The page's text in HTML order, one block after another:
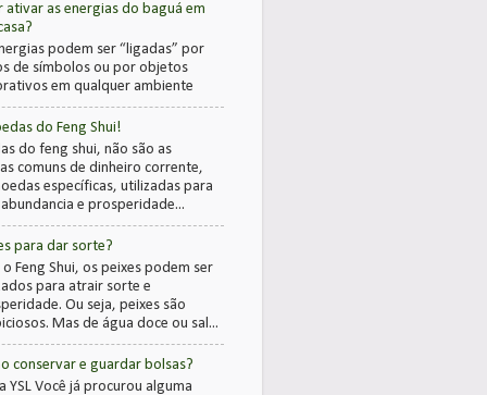
ativar as energias do baguá em
podem ser “ligadas” por
de símbolos ou por objetos
em qualquer ambiente
do Feng Shui!
do feng shui, não são as
comuns de dinheiro corrente,
específicas, utilizadas para
e prosperidade...
para dar sorte?
o Feng Shui, os peixes podem ser
para atrair sorte e
Ou seja, peixes são
Mas de água doce ou sal...
conservar e guardar bolsas?
YSL Você já procurou alguma